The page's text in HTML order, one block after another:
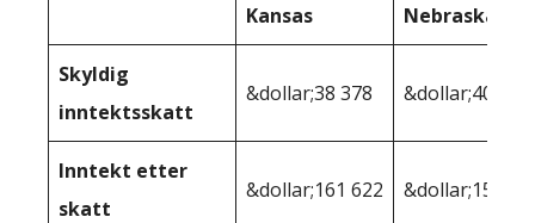
Kansas Nebraska
Skyldig
inntektsskatt
&dollar;38 378 &dollar;40 340
Inntekt etter
skatt
&dollar;161 622 &dollar;159